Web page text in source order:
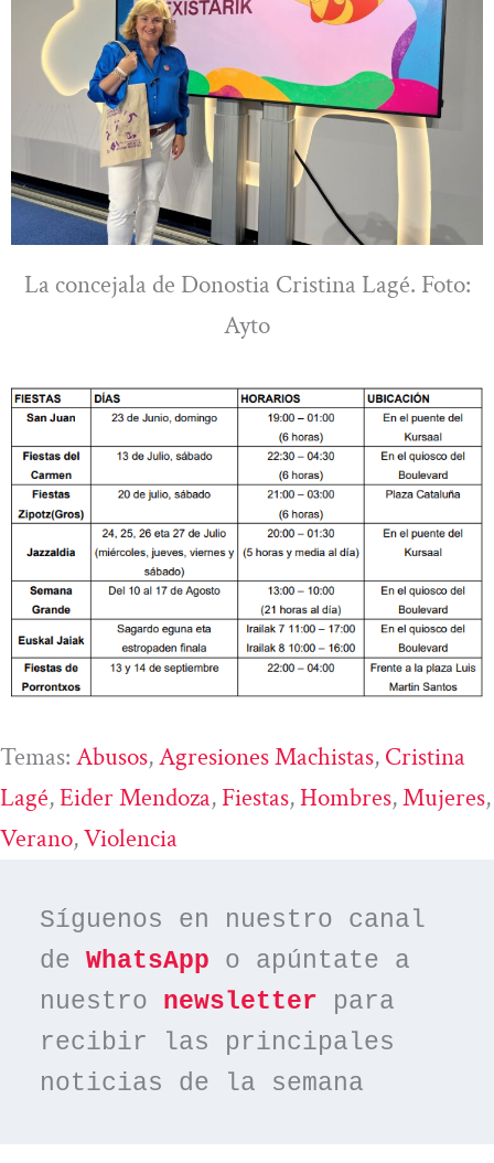
La concejala de Donostia Cristina Lagé. Foto:
Ayto
Temas: Abusos, Agresiones Machistas, Cristina
Lagé, Eider Mendoza, Fiestas, Hombres, Mujeres
Verano, Violencia
Síguenos en nuestro canal
de WhatsApp o apúntate a
nuestro newsletter para
recibir las principales
noticias de la semana